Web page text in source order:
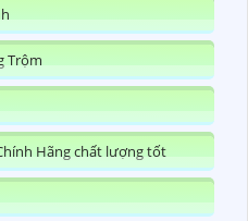
Trộm
Hãng chất lượng tốt